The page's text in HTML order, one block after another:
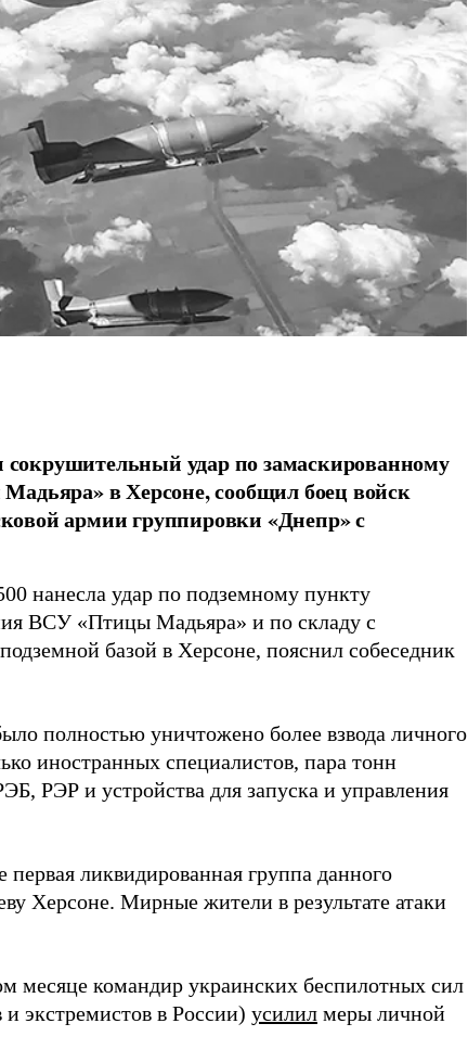
удар по замаскированному
в Херсоне, сообщил боец войск
армии группировки «Днепр» с
нанесла удар по подземному пункту
ВСУ «Птицы Мадьяра» и по складу с
базой в Херсоне, пояснил собеседник
полностью уничтожено более взвода личного
иностранных специалистов, пара тонн
РЭР и устройства для запуска и управления
ликвидированная группа данного
Херсоне. Мирные жители в результате атаки
месяце командир украинских беспилотных сил
экстремистов в России) усилил меры личной